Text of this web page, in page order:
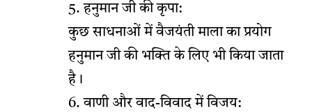
5. हनुमान जी की कृपा:
कुछ साधनाओं में वैजयंती माला का प्रयोग
हनुमान जी की भक्ति के लिए भी किया जाता
है।
6. वाणी और वाद-विवाद में विजय: